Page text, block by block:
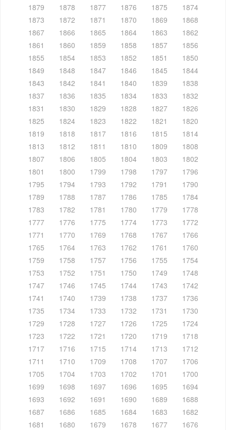
1879
1878 1877 1876 1875
1874
1873
1872 1871 1870 1869
1868
1867
1866 1865 1864 1863
1862
1861
1860 1859 1858 1857
1856
1855
1854 1853 1852 1851
1850
1849
1848 1847 1846 1845
1844
1843
1842 1841 1840 1839
1838
1837
1836 1835 1834 1833
1832
1831
1830 1829 1828 1827
1826
1825
1824 1823 1822 1821
1820
1819
1818 1817 1816 1815
1814
1813
1812 1811 1810 1809
1808
1807
1806 1805 1804 1803
1802
1801
1800 1799 1798 1797
1796
1795
1794 1793 1792 1791
1790
1789
1788 1787 1786 1785
1784
1783
1782 1781 1780 1779
1778
1777
1776 1775 1774 1773
1772
1771
1770 1769 1768 1767
1766
1765
1764 1763 1762 1761
1760
1759
1758 1757 1756 1755
1754
1753
1752 1751 1750 1749
1748
1747
1746 1745 1744 1743
1742
1741
1740 1739 1738 1737
1736
1735
1734 1733 1732 1731
1730
1729
1728 1727 1726 1725
1724
1723
1722 1721 1720 1719
1718
1717
1716 1715 1714 1713
1712
1711
1710 1709 1708 1707
1706
1705
1704 1703 1702 1701
1700
1699
1698 1697 1696 1695
1694
1693
1692 1691 1690 1689
1688
1687
1686 1685 1684 1683
1682
1681
1680 1679 1678 1677
1676